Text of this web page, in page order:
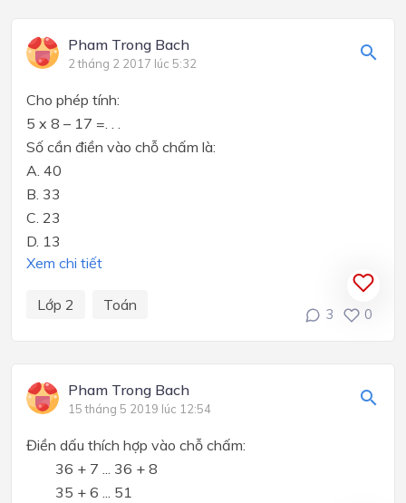
Pham Trong Bach
2 tháng 2 2017 lúc 5:32
Cho phép tính:
5 x 8 – 17 =. . .
Số cần điền vào chỗ chấm là:
A. 40
B. 33
C. 23
D. 13
Xem chi tiết
Lớp 2 Toán
3 0
Pham Trong Bach
15 tháng 5 2019 lúc 12:54
Điền dấu thích hợp vào chỗ chấm:
36 + 7 ... 36 + 8
35 + 6 ... 51